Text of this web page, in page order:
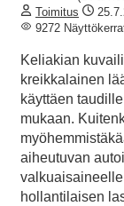
Toimitus
9272
Keliakian
kreikkalainen
käyttäen
mukaan.
aiheutuvan
hollantilaisen